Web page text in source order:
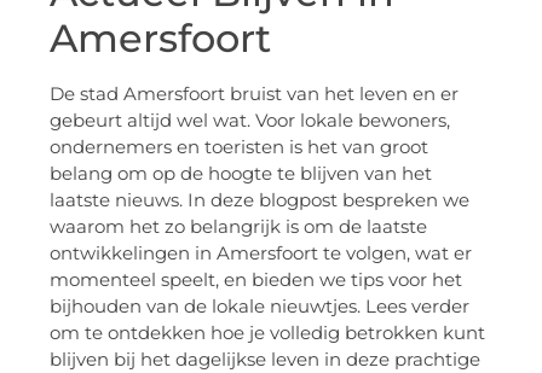
Amersfoort
De stad Amersfoort bruist van het leven en er
gebeurt altijd wel wat. Voor lokale bewoners,
ondernemers en toeristen is het van groot
belang om op de hoogte te blijven van het
laatste nieuws. In deze blogpost bespreken we
waarom het zo belangrijk is om de laatste
ontwikkelingen in Amersfoort te volgen, wat er
momenteel speelt, en bieden we tips voor het
bijhouden van de lokale nieuwtjes. Lees verder
om te ontdekken hoe je volledig betrokken kunt
blijven bij het dagelijkse leven in deze prachtige